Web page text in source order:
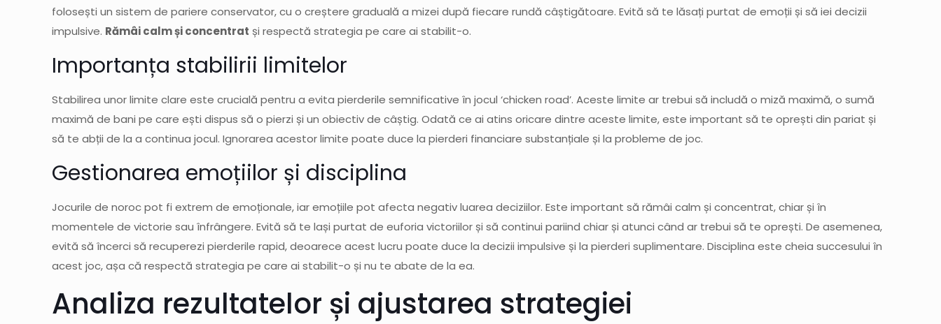
folosești un sistem de pariere conservator, cu o creștere graduală a mizei după fiecare rundă câștigătoare. Evită să te lăsați purtat de emoții și să iei decizii
impulsive. Rămâi calm și concentrat și respectă strategia pe care ai stabilit-o.
Importanța stabilirii limitelor
Stabilirea unor limite clare este crucială pentru a evita pierderile semnificative în jocul ‘chicken road’. Aceste limite ar trebui să includă o miză maximă, o sumă
maximă de bani pe care ești dispus să o pierzi și un obiectiv de câștig. Odată ce ai atins oricare dintre aceste limite, este important să te oprești din pariat și
să te abții de la a continua jocul. Ignorarea acestor limite poate duce la pierderi financiare substanțiale și la probleme de joc.
Gestionarea emoțiilor și disciplina
Jocurile de noroc pot fi extrem de emoționale, iar emoțiile pot afecta negativ luarea deciziilor. Este important să rămâi calm și concentrat, chiar și în
momentele de victorie sau înfrângere. Evită să te lași purtat de euforia victoriilor și să continui pariind chiar și atunci când ar trebui să te oprești. De asemenea,
evită să încerci să recuperezi pierderile rapid, deoarece acest lucru poate duce la decizii impulsive și la pierderi suplimentare. Disciplina este cheia succesului în
acest joc, așa că respectă strategia pe care ai stabilit-o și nu te abate de la ea.
Analiza rezultatelor și ajustarea strategiei